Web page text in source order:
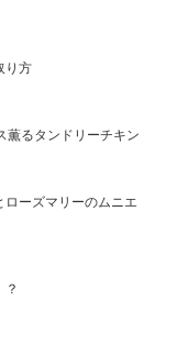
り方
薫るタンドリーチキン
ローズマリーのムニエ
？